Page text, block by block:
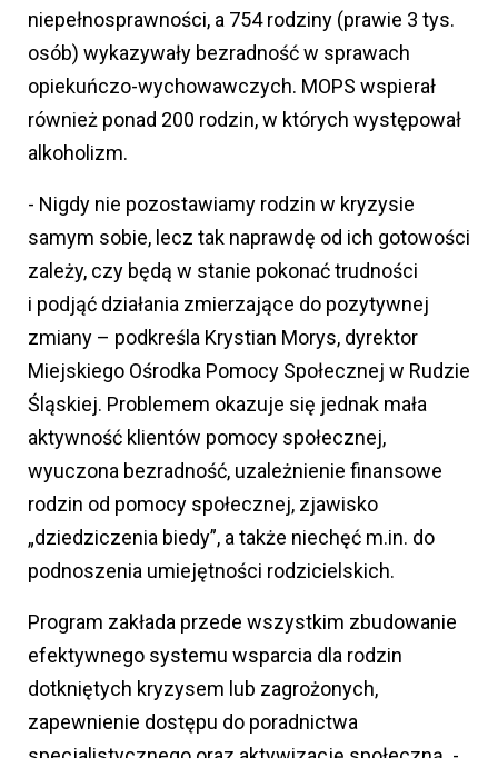
niepełnosprawności, a 754 rodziny (prawie 3 tys.
osób) wykazywały bezradność w sprawach
opiekuńczo-wychowawczych. MOPS wspierał
również ponad 200 rodzin, w których występował
alkoholizm.
- Nigdy nie pozostawiamy rodzin w kryzysie
samym sobie, lecz tak naprawdę od ich gotowości
zależy, czy będą w stanie pokonać trudności
i podjąć działania zmierzające do pozytywnej
zmiany – podkreśla Krystian Morys, dyrektor
Miejskiego Ośrodka Pomocy Społecznej w Rudzie
Śląskiej. Problemem okazuje się jednak mała
aktywność klientów pomocy społecznej,
wyuczona bezradność, uzależnienie finansowe
rodzin od pomocy społecznej, zjawisko
„dziedziczenia biedy”, a także niechęć m.in. do
podnoszenia umiejętności rodzicielskich.
Program zakłada przede wszystkim zbudowanie
efektywnego systemu wsparcia dla rodzin
dotkniętych kryzysem lub zagrożonych,
zapewnienie dostępu do poradnictwa